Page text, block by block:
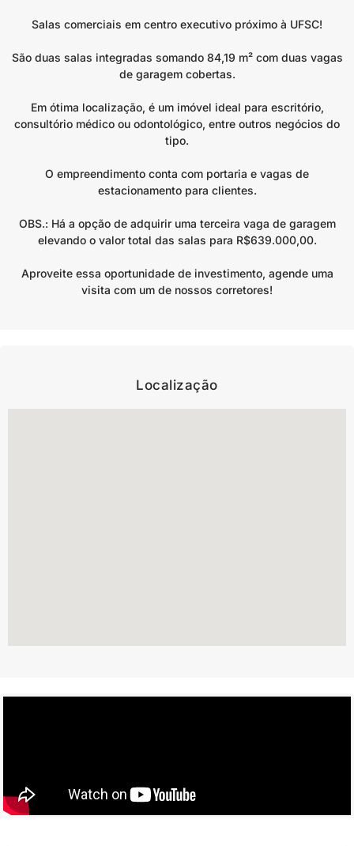
Salas comerciais em centro executivo próximo à UFSC!
São duas salas integradas somando 84,19 m² com duas vagas
de garagem cobertas.
Em ótima localização, é um imóvel ideal para escritório,
consultório médico ou odontológico, entre outros negócios do
tipo.
O empreendimento conta com portaria e vagas de
estacionamento para clientes.
OBS.: Há a opção de adquirir uma terceira vaga de garagem
elevando o valor total das salas para R$639.000,00.
Aproveite essa oportunidade de investimento, agende uma
visita com um de nossos corretores!
Localização